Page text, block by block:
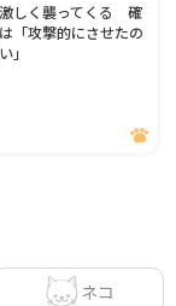
しく襲ってくる 確
「攻撃的にさせたの
」
ネコ